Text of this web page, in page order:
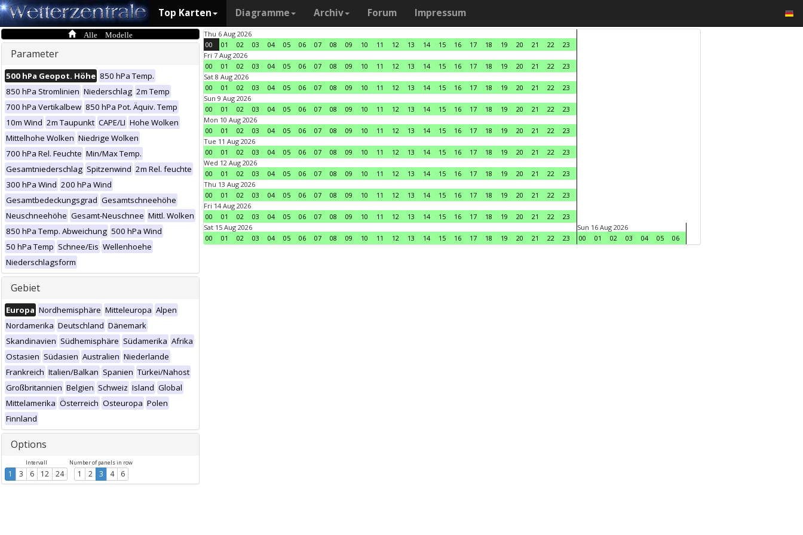
Top Karten Diagramme Archiv Forum Impressum
Alle Modelle
Parameter
500 hPa Geopot. Höhe 850 hPa Temp.
850 hPa Stromlinien Niederschlag 2m Temp
700 hPa Vertikalbew 850 hPa Pot. Äquiv. Temp
10m Wind 2m Taupunkt CAPE/LI Hohe Wolken
Mittelhohe Wolken Niedrige Wolken
700 hPa Rel. Feuchte Min/Max Temp.
Gesamtniederschlag Spitzenwind 2m Rel. feuchte
300 hPa Wind 200 hPa Wind
Gesamtbedeckungsgrad Gesamtschneehöhe
Neuschneehöhe Gesamt-Neuschnee Mittl. Wolken
850 hPa Temp. Abweichung 500 hPa Wind
50 hPa Temp Schnee/Eis Wellenhoehe
Niederschlagsform
Gebiet
Europa Nordhemisphäre Mitteleuropa Alpen
Nordamerika Deutschland Dänemark
Skandinavien Südhemisphäre Südamerika Afrika
Ostasien Südasien Australien Niederlande
Frankreich Italien/Balkan Spanien Türkei/Nahost
Großbritannien Belgien Schweiz Island Global
Mittelamerika Österreich Osteuropa Polen
Finnland
Options
Intervall
1 3 6 12 24
Number of panels in row
1 2 3 4 6
Thu 6 Aug 2026
00
01 02 03 04 05 06 07 08 09 10 11 12 13 14 15 16 17 18 19 20 21 22
23
Fri 7 Aug 2026
00
01 02 03 04 05 06 07 08 09 10 11 12 13 14 15 16 17 18 19 20 21 22
23
Sat 8 Aug 2026
00
01 02 03 04 05 06 07 08 09 10 11 12 13 14 15 16 17 18 19 20 21 22
23
Sun 9 Aug 2026
00
01 02 03 04 05 06 07 08 09 10 11 12 13 14 15 16 17 18 19 20 21 22
23
Mon 10 Aug 2026
00
01 02 03 04 05 06 07 08 09 10 11 12 13 14 15 16 17 18 19 20 21 22
23
Tue 11 Aug 2026
00
01 02 03 04 05 06 07 08 09 10 11 12 13 14 15 16 17 18 19 20 21 22
23
Wed 12 Aug 2026
00
01 02 03 04 05 06 07 08 09 10 11 12 13 14 15 16 17 18 19 20 21 22
23
Thu 13 Aug 2026
00
01 02 03 04 05 06 07 08 09 10 11 12 13 14 15 16 17 18 19 20 21 22
23
Fri 14 Aug 2026
00
01 02 03 04 05 06 07 08 09 10 11 12 13 14 15 16 17 18 19 20 21 22
23
Sat 15 Aug 2026
00
01 02 03 04 05 06 07 08 09 10 11 12 13 14 15 16 17 18 19 20 21 22 23
Sun 16 Aug 2026
00
01 02 03 04 05 06